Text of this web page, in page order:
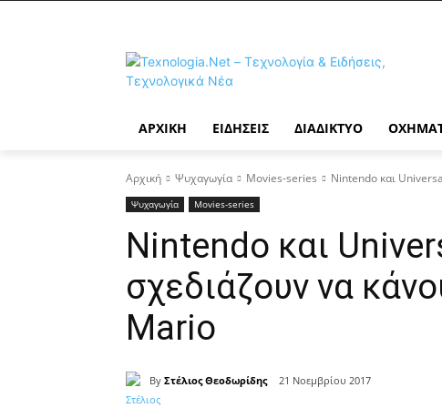
ΑΡΧΙΚΉ ΕΙΔΉΣΕΙΣ ΔΙΑΔΊΚΤΥΟ
Αρχική Ψυχαγωγία Movies-series Nintendo και
Ψυχαγωγία Movies-series
Nintendo και
σχεδιάζουν να
Mario
By Στέλιος Θεοδωρίδης 21 Νοεμβρίου 2017